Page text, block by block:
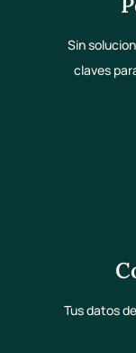
Sin
claves
Tus datos